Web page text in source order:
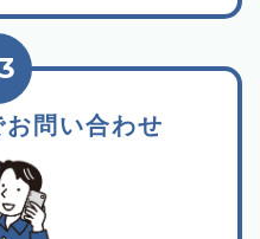
問い合わせ